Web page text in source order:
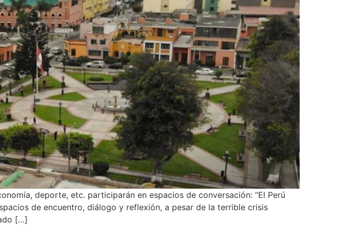
deporte, etc. participarán en espacios de conversación: “El Perú
de encuentro, diálogo y reflexión, a pesar de la terrible crisis
[…]